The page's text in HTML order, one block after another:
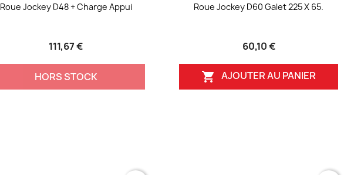
Roue Jockey D48 + Charge Appui
111,67 €
HORS STOCK
Roue Jockey D60 Galet 225 X 65.
60,10 €
 AJOUTER AU PANIER